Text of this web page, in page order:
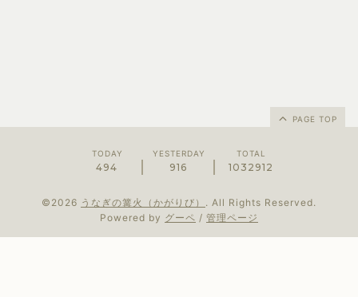
PAGE TOP
TODAY
494
YESTERDAY
916
TOTAL
1032912
©2026 うなぎの篝火（かがりび） . All Rights Reserved.
Powered by グーペ / 管理ページ